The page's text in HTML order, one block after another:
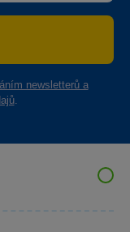
newsletterů a
.